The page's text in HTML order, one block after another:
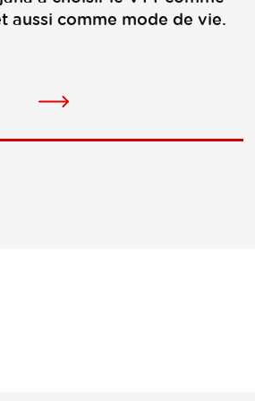
aussi comme mode de vie.
Pour
d'informations